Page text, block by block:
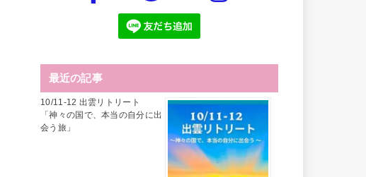
最近の記事
10/11-12 出雲リトリート
「神々の国で、本当の自分に出
会う旅」